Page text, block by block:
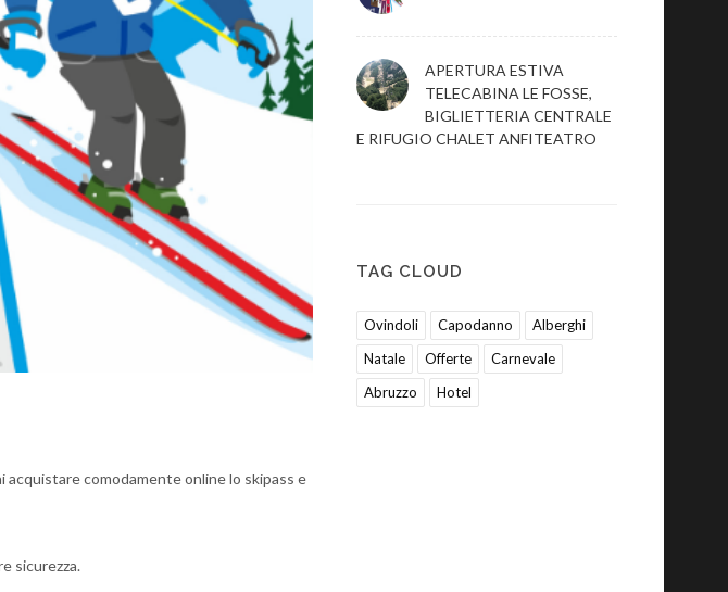
comodamente online lo skipass e
sicurezza.
APERTURA ESTIVA
TELECABINA LE FOSSE,
BIGLIETTERIA CENTRALE
E RIFUGIO CHALET ANFITEATRO
TAG CLOUD
Ovindoli Capodanno
Alberghi
Natale
Offerte
Carnevale
Abruzzo
Hotel